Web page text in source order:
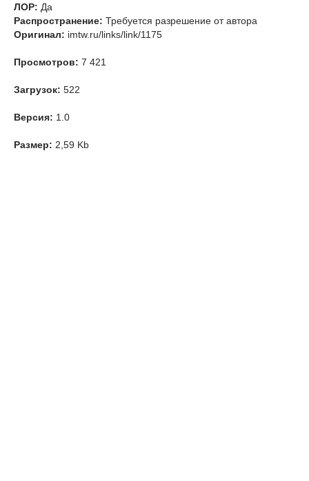
ЛОР: Да
Распространение: Требуется разрешение от автора
Оригинал: imtw.ru/links/link/1175
Просмотров: 7 421
Загрузок: 522
Версия: 1.0
Размер: 2,59 Kb